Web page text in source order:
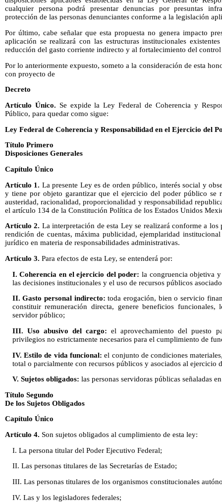
cualquier persona podrá presentar denuncias por presuntas
protección de las personas denunciantes conforme a la legislación
Por último, cabe señalar que esta propuesta no genera impacto
aplicación se realizará con las estructuras institucionales
reducción del gasto corriente indirecto y al fortalecimiento del
Por lo anteriormente expuesto, someto a la consideración de esta
con proyecto de
Decreto
Artículo Único. Se expide la Ley Federal de Coherencia y
Público, para quedar como sigue:
Ley Federal de Coherencia y Responsabilidad en el Ejercicio del
Título Primero
Disposiciones Generales
Capítulo Único
Artículo 1. La presente Ley es de orden público, interés social y
y tiene por objeto garantizar que el ejercicio del poder público se
austeridad, racionalidad, proporcionalidad y responsabilidad
el artículo 134 de la Constitución Política de los Estados Unidos
Artículo 2. La interpretación de esta Ley se realizará conforme a
rendición de cuentas, máxima publicidad, ejemplaridad
jurídico en materia de responsabilidades administrativas.
Artículo 3. Para efectos de esta Ley, se entenderá por:
I. Coherencia en el ejercicio del poder: la congruencia objetiva
las decisiones institucionales y el uso de recursos públicos
II. Gasto personal indirecto: toda erogación, bien o servicio
constituir remuneración directa, genere beneficios funcionales,
servidor público;
III. Uso abusivo del cargo: el aprovechamiento del puesto
privilegios no estrictamente necesarios para el cumplimiento de
IV. Estilo de vida funcional: el conjunto de condiciones
total o parcialmente con recursos públicos y asociados al ejercicio
V. Sujetos obligados: las personas servidoras públicas señaladas
Título Segundo
De los Sujetos Obligados
Capítulo Único
Artículo 4. Son sujetos obligados al cumplimiento de esta ley:
I. La persona titular del Poder Ejecutivo Federal;
II. Las personas titulares de las Secretarías de Estado;
III. Las personas titulares de los organismos constitucionales
IV. Las y los legisladores federales;